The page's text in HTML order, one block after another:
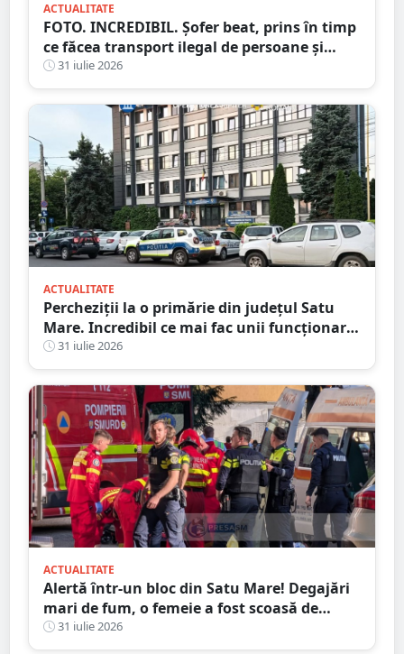
ACTUALITATE
FOTO. INCREDIBIL. Șofer beat, prins în timp
ce făcea transport ilegal de persoane și
reținut
31 iulie 2026
ACTUALITATE
Percheziții la o primărie din județul Satu
Mare. Incredibil ce mai fac unii funcționari
publici
31 iulie 2026
ACTUALITATE
Alertă într-un bloc din Satu Mare! Degajări
mari de fum, o femeie a fost scoasă de
Pompieri
31 iulie 2026